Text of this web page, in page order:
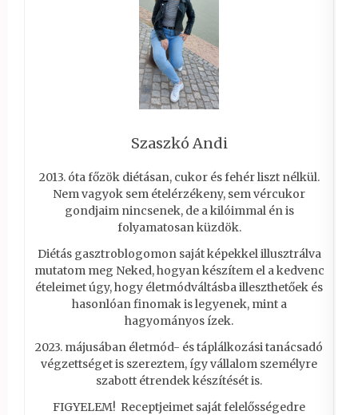
Szaszkó Andi
2013. óta főzök diétásan, cukor és fehér liszt nélkül.
Nem vagyok sem ételérzékeny, sem vércukor
gondjaim nincsenek, de a kilóimmal én is
folyamatosan küzdök.
Diétás gasztroblogomon saját képekkel illusztrálva
mutatom meg Neked, hogyan készítem el a kedvenc
ételeimet úgy, hogy életmódváltásba illeszthetőek és
hasonlóan finomak is legyenek, mint a
hagyományos ízek.
2023. májusában életmód- és táplálkozási tanácsadó
végzettséget is szereztem, így vállalom személyre
szabott étrendek készítését is.
FIGYELEM! Receptjeimet saját felelősségedre